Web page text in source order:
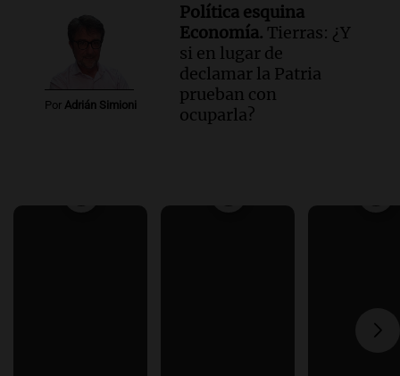
Por Adrián Simioni
Política esquina
Economía. Tierras: ¿Y
si en lugar de
declamar la Patria
prueban con
ocuparla?